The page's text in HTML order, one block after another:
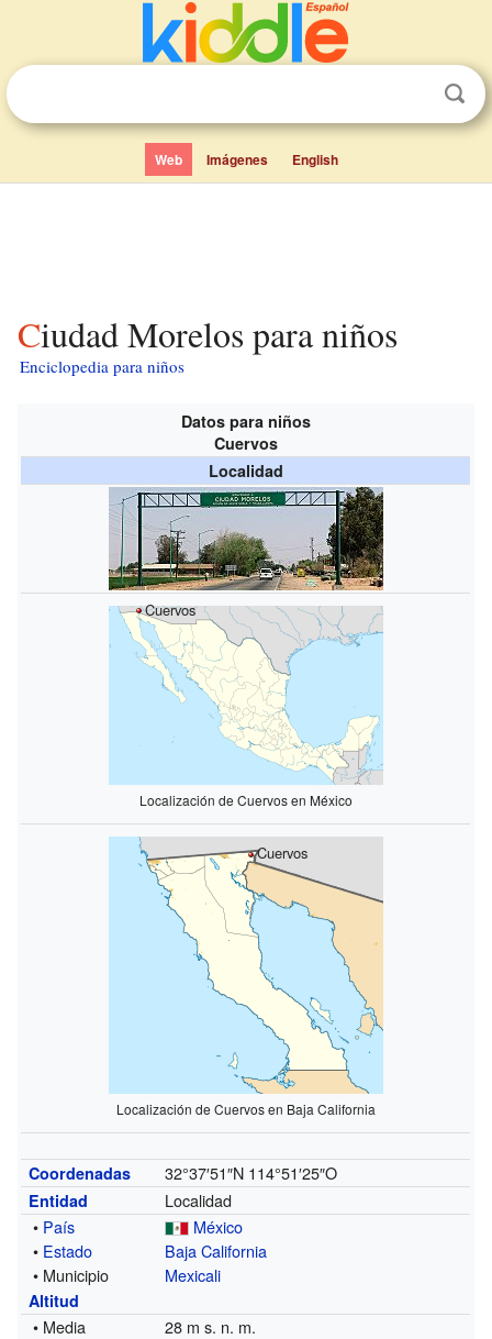
Web Imágenes English
Ciudad Morelos para niños
Enciclopedia para niños
Datos para niños
Cuervos
Localidad
Cuervos
Localización de Cuervos en México
Cuervos
Localización de Cuervos en Baja California
Coordenadas 32°37′51″N 114°51′25″O
Entidad
Localidad
• País
México
• Estado
Baja California
• Municipio
Mexicali
Altitud
• Media 28 m s. n. m.